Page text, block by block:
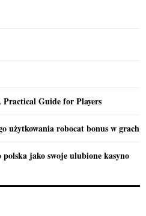
Practical Guide for Players
użytkowania robocat bonus w grach
jako swoje ulubione kasyno